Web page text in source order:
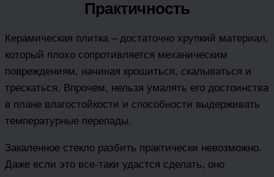
Практичность
Керамическая плитка – достаточно хрупкий материал,
который плохо сопротивляется механическим
повреждениям, начиная крошиться, скалываться и
трескаться. Впрочем, нельзя умалять его достоинства
в плане влагостойкости и способности выдерживать
температурные перепады.
Закаленное стекло разбить практически невозможно.
Даже если это все-таки удастся сделать, оно